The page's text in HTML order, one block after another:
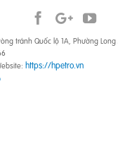
tránh Quốc lộ 1A, Phường Long
https://hpetro.vn